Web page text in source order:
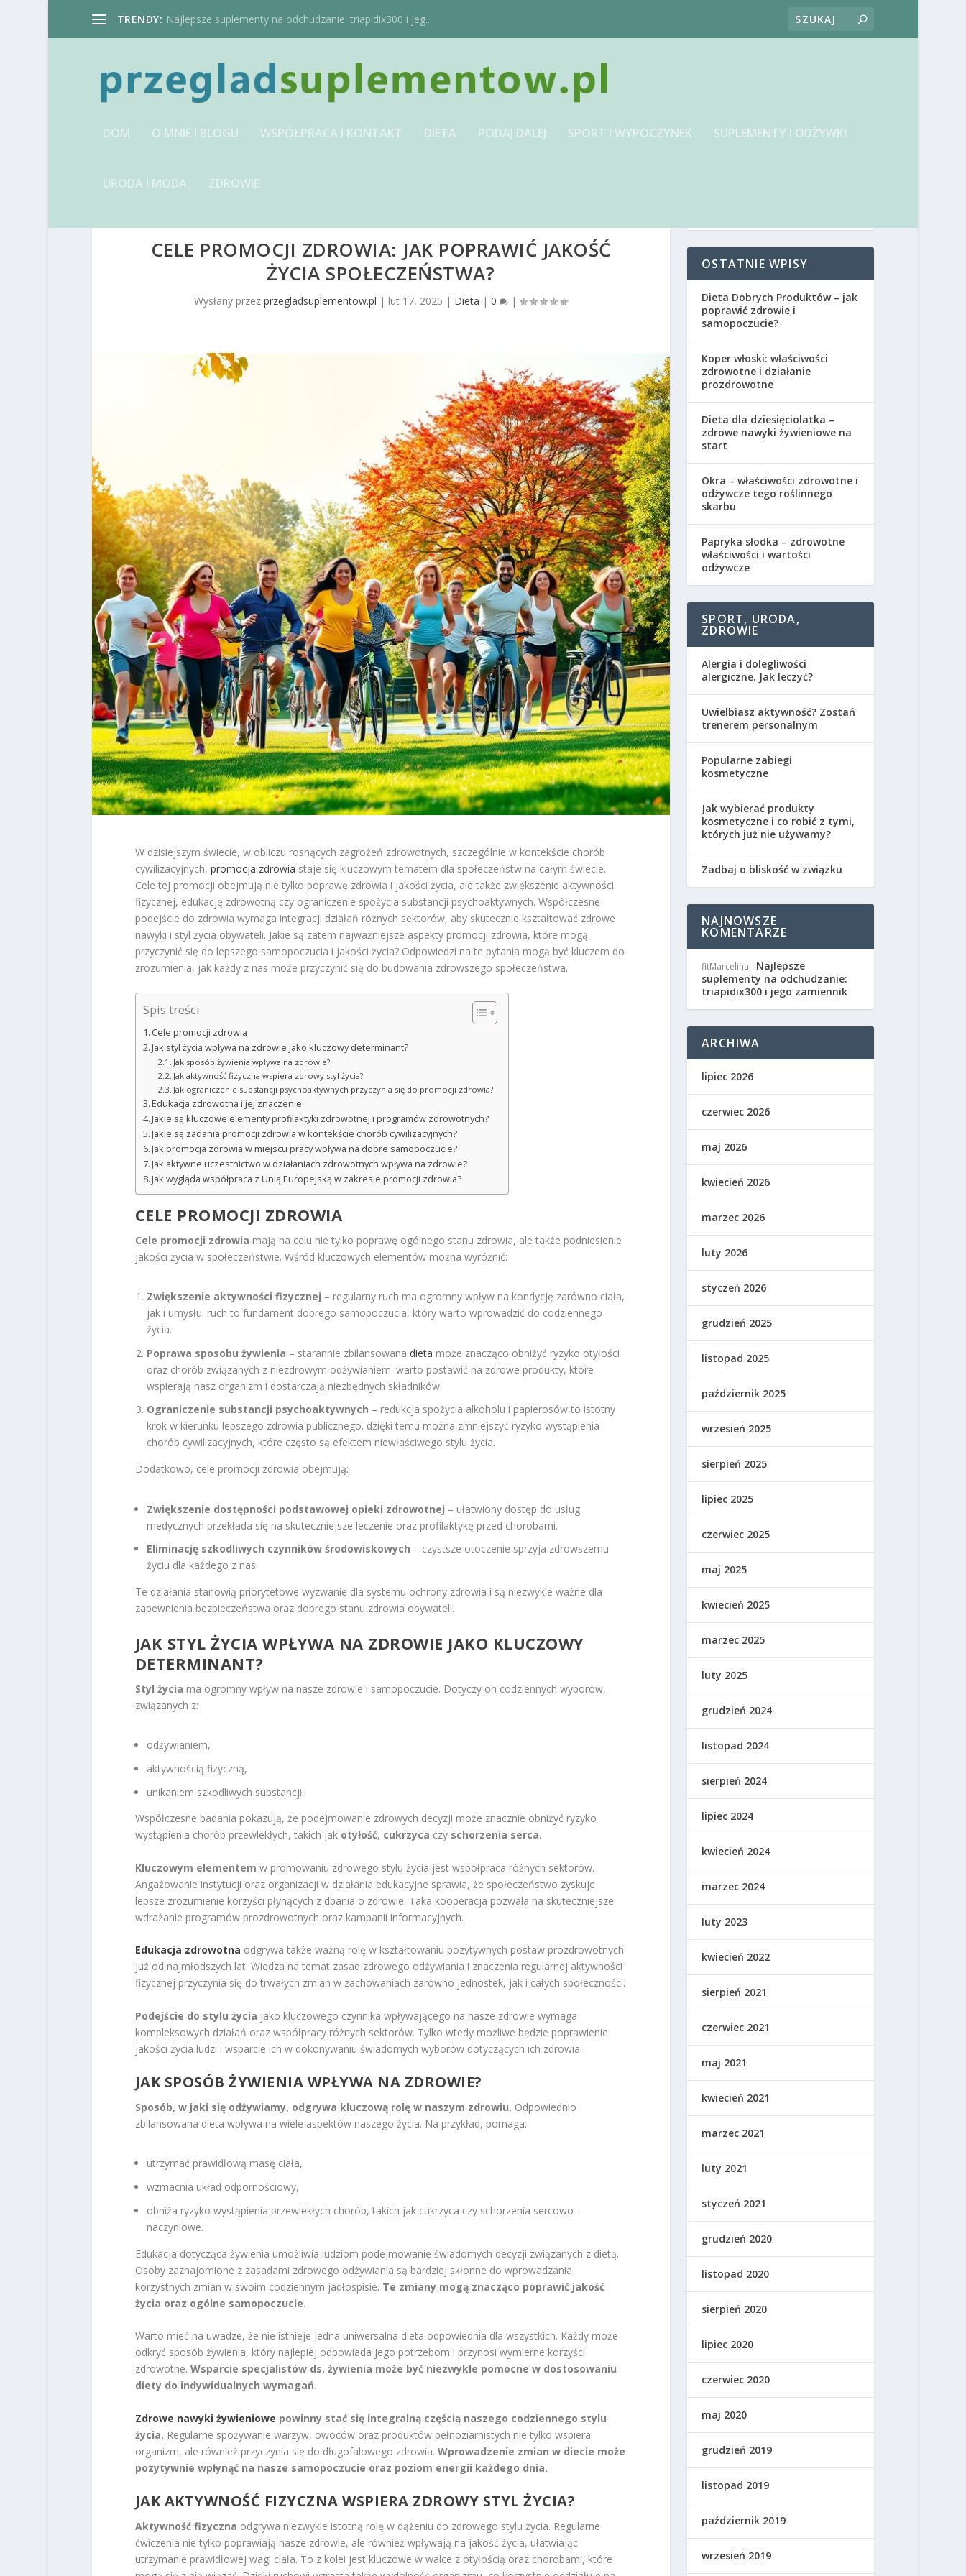
TRENDY: Najlepsze suplementy na odchudzanie: triapidix300 i jeg...
DOM O MNIE I BLOGU WSPÓŁPRACA I KONTAKT DIETA PODAJ DALEJ SPORT I WYPOCZYNEK SUPLEMENTY I ODŻYWKI
URODA I MODA ZDROWIE
CELE PROMOCJI ZDROWIA: JAK POPRAWIĆ JAKOŚĆ
ŻYCIA SPOŁECZEŃSTWA?
Wysłany przezprzegladsuplementow.pl | lut 17, 2025 | Dieta |0 |
W dzisiejszym świecie, w obliczu rosnących zagrożeń zdrowotnych, szczególnie w kontekście chorób
cywilizacyjnych, promocja zdrowia staje się kluczowym tematem dla społeczeństw na całym świecie.
Cele tej promocji obejmują nie tylko poprawę zdrowia i jakości życia, ale także zwiększenie aktywności
fizycznej, edukację zdrowotną czy ograniczenie spożycia substancji psychoaktywnych. Współczesne
podejście do zdrowia wymaga integracji działań różnych sektorów, aby skutecznie kształtować zdrowe
nawyki i styl życia obywateli. Jakie są zatem najważniejsze aspekty promocji zdrowia, które mogą
przyczynić się do lepszego samopoczucia i jakości życia? Odpowiedzi na te pytania mogą być kluczem do
zrozumienia, jak każdy z nas może przyczynić się do budowania zdrowszego społeczeństwa.
Spis treści
Cele promocji zdrowia
Jak styl życia wpływa na zdrowie jako kluczowy determinant?
Jak sposób żywienia wpływa na zdrowie?
Jak aktywność fizyczna wspiera zdrowy styl życia?
Jak ograniczenie substancji psychoaktywnych przyczynia się do promocji zdrowia?
Edukacja zdrowotna i jej znaczenie
Jakie są kluczowe elementy profilaktyki zdrowotnej i programów zdrowotnych?
Jakie są zadania promocji zdrowia w kontekście chorób cywilizacyjnych?
Jak promocja zdrowia w miejscu pracy wpływa na dobre samopoczucie?
Jak aktywne uczestnictwo w działaniach zdrowotnych wpływa na zdrowie?
Jak wygląda współpraca z Unią Europejską w zakresie promocji zdrowia?
CELE PROMOCJI ZDROWIA
Cele promocji zdrowia mają na celu nie tylko poprawę ogólnego stanu zdrowia, ale także podniesienie
jakości życia w społeczeństwie. Wśród kluczowych elementów można wyróżnić:
Zwiększenie aktywności fizycznej – regularny ruch ma ogromny wpływ na kondycję zarówno ciała,
jak i umysłu. ruch to fundament dobrego samopoczucia, który warto wprowadzić do codziennego
życia.
Poprawa sposobu żywienia – starannie zbilansowana dieta może znacząco obniżyć ryzyko otyłości
oraz chorób związanych z niezdrowym odżywianiem. warto postawić na zdrowe produkty, które
wspierają nasz organizm i dostarczają niezbędnych składników.
Ograniczenie substancji psychoaktywnych – redukcja spożycia alkoholu i papierosów to istotny
krok w kierunku lepszego zdrowia publicznego. dzięki temu można zmniejszyć ryzyko wystąpienia
chorób cywilizacyjnych, które często są efektem niewłaściwego stylu życia.
Dodatkowo, cele promocji zdrowia obejmują:
Zwiększenie dostępności podstawowej opieki zdrowotnej – ułatwiony dostęp do usług
medycznych przekłada się na skuteczniejsze leczenie oraz profilaktykę przed chorobami.
Eliminację szkodliwych czynników środowiskowych – czystsze otoczenie sprzyja zdrowszemu
życiu dla każdego z nas.
Te działania stanowią priorytetowe wyzwanie dla systemu ochrony zdrowia i są niezwykle ważne dla
zapewnienia bezpieczeństwa oraz dobrego stanu zdrowia obywateli.
JAK STYL ŻYCIA WPŁYWA NA ZDROWIE JAKO KLUCZOWY
DETERMINANT?
Styl życia ma ogromny wpływ na nasze zdrowie i samopoczucie. Dotyczy on codziennych wyborów,
związanych z:
odżywianiem,
aktywnością fizyczną,
unikaniem szkodliwych substancji.
Współczesne badania pokazują, że podejmowanie zdrowych decyzji może znacznie obniżyć ryzyko
wystąpienia chorób przewlekłych, takich jak otyłość, cukrzyca czy schorzenia serca.
Kluczowym elementem w promowaniu zdrowego stylu życia jest współpraca różnych sektorów.
Angażowanie instytucji oraz organizacji w działania edukacyjne sprawia, że społeczeństwo zyskuje
lepsze zrozumienie korzyści płynących z dbania o zdrowie. Taka kooperacja pozwala na skuteczniejsze
wdrażanie programów prozdrowotnych oraz kampanii informacyjnych.
Edukacja zdrowotna odgrywa także ważną rolę w kształtowaniu pozytywnych postaw prozdrowotnych
już od najmłodszych lat. Wiedza na temat zasad zdrowego odżywiania i znaczenia regularnej aktywności
fizycznej przyczynia się do trwałych zmian w zachowaniach zarówno jednostek, jak i całych społeczności.
Podejście do stylu życia jako kluczowego czynnika wpływającego na nasze zdrowie wymaga
kompleksowych działań oraz współpracy różnych sektorów. Tylko wtedy możliwe będzie poprawienie
jakości życia ludzi i wsparcie ich w dokonywaniu świadomych wyborów dotyczących ich zdrowia.
JAK SPOSÓB ŻYWIENIA WPŁYWA NA ZDROWIE?
Sposób, w jaki się odżywiamy, odgrywa kluczową rolę w naszym zdrowiu. Odpowiednio
zbilansowana dieta wpływa na wiele aspektów naszego życia. Na przykład, pomaga:
utrzymać prawidłową masę ciała,
wzmacnia układ odpornościowy,
obniża ryzyko wystąpienia przewlekłych chorób, takich jak cukrzyca czy schorzenia sercowo-
naczyniowe.
Edukacja dotycząca żywienia umożliwia ludziom podejmowanie świadomych decyzji związanych z dietą.
Osoby zaznajomione z zasadami zdrowego odżywiania są bardziej skłonne do wprowadzania
korzystnych zmian w swoim codziennym jadłospisie. Te zmiany mogą znacząco poprawić jakość
życia oraz ogólne samopoczucie.
Warto mieć na uwadze, że nie istnieje jedna uniwersalna dieta odpowiednia dla wszystkich. Każdy może
odkryć sposób żywienia, który najlepiej odpowiada jego potrzebom i przynosi wymierne korzyści
zdrowotne. Wsparcie specjalistów ds. żywienia może być niezwykle pomocne w dostosowaniu
diety do indywidualnych wymagań.
Zdrowe nawyki żywieniowe powinny stać się integralną częścią naszego codziennego stylu
życia. Regularne spożywanie warzyw, owoców oraz produktów pełnoziarnistych nie tylko wspiera
organizm, ale również przyczynia się do długofalowego zdrowia. Wprowadzenie zmian w diecie może
pozytywnie wpłynąć na nasze samopoczucie oraz poziom energii każdego dnia.
JAK AKTYWNOŚĆ FIZYCZNA WSPIERA ZDROWY STYL ŻYCIA?
Aktywność fizyczna odgrywa niezwykle istotną rolę w dążeniu do zdrowego stylu życia. Regularne
ćwiczenia nie tylko poprawiają nasze zdrowie, ale również wpływają na jakość życia, ułatwiając
utrzymanie prawidłowej wagi ciała. To z kolei jest kluczowe w walce z otyłością oraz chorobami, które
OSTATNIE WPISY
Dieta Dobrych Produktów – jak
poprawić zdrowie i
samopoczucie?
Koper włoski: właściwości
zdrowotne i działanie
prozdrowotne
Dieta dla dziesięciolatka –
zdrowe nawyki żywieniowe na
start
Okra – właściwości zdrowotne i
odżywcze tego roślinnego
skarbu
Papryka słodka – zdrowotne
właściwości i wartości
odżywcze
SPORT, URODA,
ZDROWIE
Alergia i dolegliwości
alergiczne. Jak leczyć?
Uwielbiasz aktywność? Zostań
trenerem personalnym
Popularne zabiegi
kosmetyczne
Jak wybierać produkty
kosmetyczne i co robić z tymi,
których już nie używamy?
Zadbaj o bliskość w związku
NAJNOWSZE
KOMENTARZE
fitMarcelina - Najlepsze
suplementy na odchudzanie:
triapidix300 i jego zamiennik
ARCHIWA
lipiec 2026
czerwiec 2026
maj 2026
kwiecień 2026
marzec 2026
luty 2026
styczeń 2026
grudzień 2025
listopad 2025
październik 2025
wrzesień 2025
sierpień 2025
lipiec 2025
czerwiec 2025
maj 2025
kwiecień 2025
marzec 2025
luty 2025
grudzień 2024
listopad 2024
sierpień 2024
lipiec 2024
kwiecień 2024
marzec 2024
luty 2023
kwiecień 2022
sierpień 2021
czerwiec 2021
maj 2021
kwiecień 2021
marzec 2021
luty 2021
styczeń 2021
grudzień 2020
listopad 2020
sierpień 2020
lipiec 2020
czerwiec 2020
maj 2020
grudzień 2019
listopad 2019
październik 2019
wrzesień 2019